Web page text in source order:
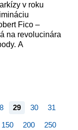
v roku
Fico –
na revolucinára
A
29 30 31
150 200 250